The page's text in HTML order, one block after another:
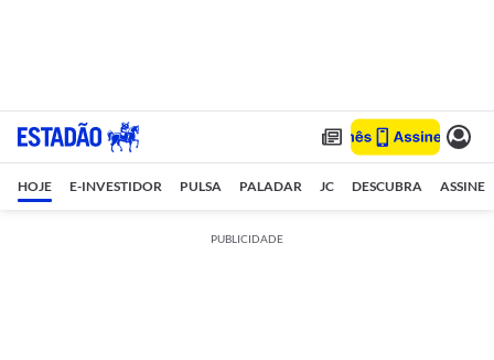
HOJE E-INVESTIDOR PULSA PALADAR JC DESCUBRA ASSINE
PUBLICIDADE